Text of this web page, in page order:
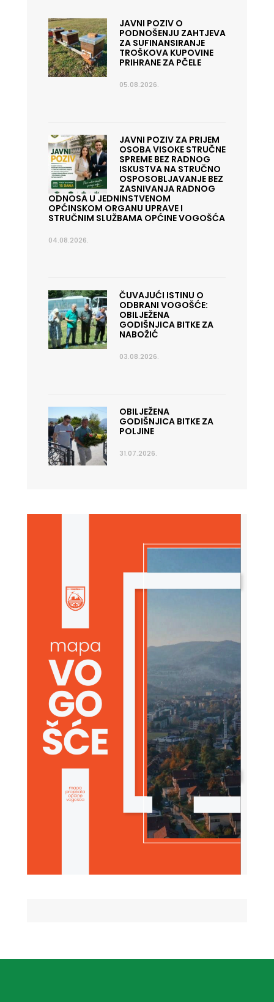
JAVNI POZIV O
PODNOŠENJU ZAHTJEVA
ZA SUFINANSIRANJE
TROŠKOVA KUPOVINE
PRIHRANE ZA PČELE
05.08.2026.
JAVNI POZIV ZA PRIJEM
OSOBA VISOKE STRUČNE
SPREME BEZ RADNOG
ISKUSTVA NA STRUČNO
OSPOSOBLJAVANJE BEZ
ZASNIVANJA RADNOG
ODNOSA U JEDNINSTVENOM
OPĆINSKOM ORGANU UPRAVE I
STRUČNIM SLUŽBAMA OPĆINE VOGOŠĆA
04.08.2026.
ČUVAJUĆI ISTINU O
ODBRANI VOGOŠĆE:
OBILJEŽENA
GODIŠNJICA BITKE ZA
NABOŽIĆ
03.08.2026.
OBILJEŽENA
GODIŠNJICA BITKE ZA
POLJINE
31.07.2026.